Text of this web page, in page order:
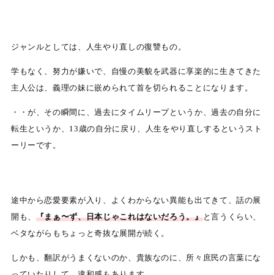
ジャンルとしては、人生やり直しの復讐もの。
学もなく、努力が嫌いで、自慢の美貌を武器に享楽的に生きてきた
主人公は、義理の妹に嵌められて首を切られることになります。
・・が、その瞬間に、過去にタイムリープというか、過去の自分に
転生というか、13歳の自分に戻り、人生をやり直しするというスト
ーリーです。
途中から恋愛要素が入り、よくわからない異能も出てきて、話の展
開も、 『まぁ〜ず、日本じゃこれはないだろう。』と言うくらい、
ベタながらもちょっと奇抜な展開が続く。
しかも、翻訳がうまくないのか、貴族なのに、所々庶民の言葉にな